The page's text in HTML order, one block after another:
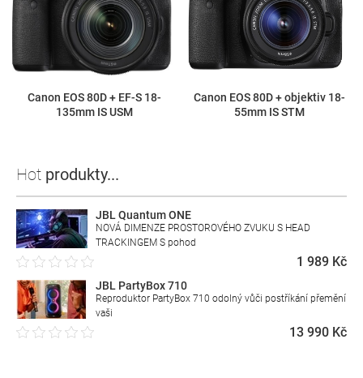
Canon EOS 80D + EF-S 18-
135mm IS USM
Canon EOS 80D + objektiv 18-
55mm IS STM
Hot produkty...
JBL Quantum ONE
NOVÁ DIMENZE PROSTOROVÉHO ZVUKU S HEAD
TRACKINGEM S pohod
1 989 Kč
JBL PartyBox 710
Reproduktor PartyBox 710 odolný vůči postříkání přemění
vaši
13 990 Kč